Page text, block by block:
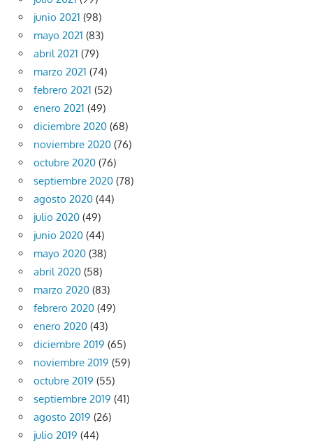
junio 2021 (98)
mayo 2021 (83)
abril 2021 (79)
marzo 2021 (74)
febrero 2021 (52)
enero 2021 (49)
diciembre 2020 (68)
noviembre 2020 (76)
octubre 2020 (76)
septiembre 2020 (78)
agosto 2020 (44)
julio 2020 (49)
junio 2020 (44)
mayo 2020 (38)
abril 2020 (58)
marzo 2020 (83)
febrero 2020 (49)
enero 2020 (43)
diciembre 2019 (65)
noviembre 2019 (59)
octubre 2019 (55)
septiembre 2019 (41)
agosto 2019 (26)
julio 2019 (44)